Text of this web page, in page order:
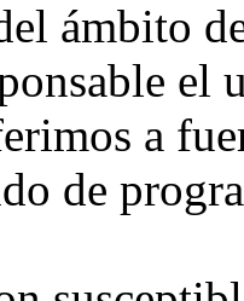
ámbito
el
a
de